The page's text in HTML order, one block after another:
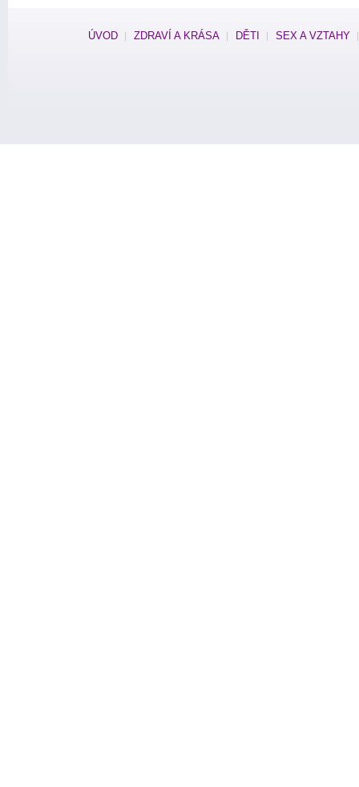
ÚVOD ZDRAVÍ A KRÁSA DĚTI SEX A VZTAHY